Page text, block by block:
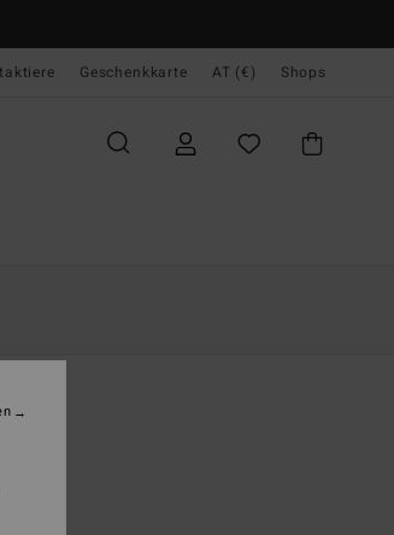
Geschenkkarte AT (€) Shops